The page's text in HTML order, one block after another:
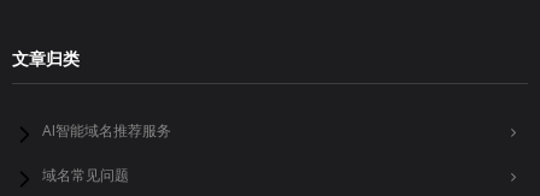
文章归类
AI智能域名推荐服务
域名常见问题